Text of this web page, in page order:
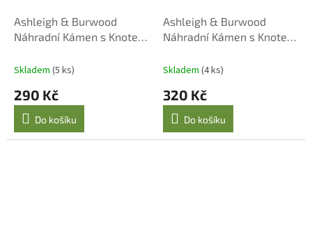
Ashleigh & Burwood
Náhradní Kámen s Knotem
Lampy
Skladem (5 ks)
290 Kč
Do košíku
Ashleigh & Burwood
Náhradní Kámen s Knotem
Lampy
Skladem (4 ks)
320 Kč
Do košíku